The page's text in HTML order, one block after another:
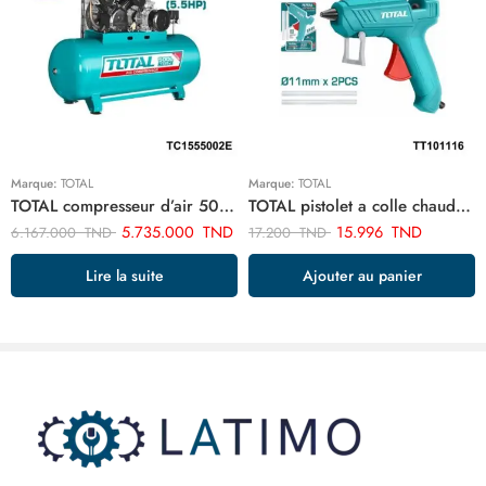
Marque: TOTAL
TOTAL compresseur d’air 500 litre 5.5hp TC1555002E
6.167.000TND 5.735.000 TND
Lire la suite
Marque: TOTAL
TOTAL pistolet a colle chaude 100w TT101116
17.200TND 15.996 TND
Ajouter au panier